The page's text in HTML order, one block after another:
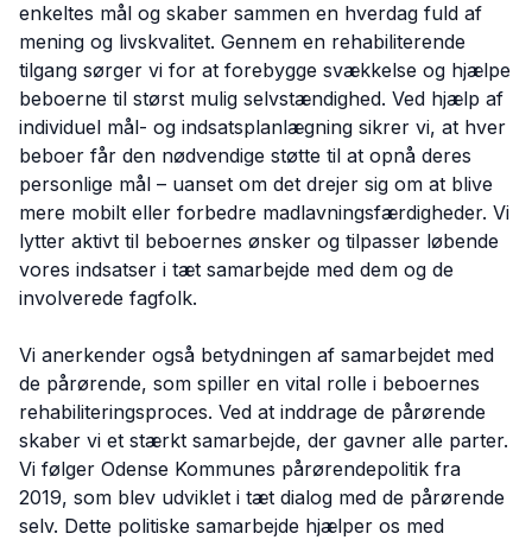
enkeltes mål og skaber sammen en hverdag fuld af
mening og livskvalitet. Gennem en rehabiliterende
tilgang sørger vi for at forebygge svækkelse og hjælpe
beboerne til størst mulig selvstændighed. Ved hjælp af
individuel mål- og indsatsplanlægning sikrer vi, at hver
beboer får den nødvendige støtte til at opnå deres
personlige mål – uanset om det drejer sig om at blive
mere mobilt eller forbedre madlavningsfærdigheder. Vi
lytter aktivt til beboernes ønsker og tilpasser løbende
vores indsatser i tæt samarbejde med dem og de
involverede fagfolk.
Vi anerkender også betydningen af samarbejdet med
de pårørende, som spiller en vital rolle i beboernes
rehabiliteringsproces. Ved at inddrage de pårørende
skaber vi et stærkt samarbejde, der gavner alle parter.
Vi følger Odense Kommunes pårørendepolitik fra
2019, som blev udviklet i tæt dialog med de pårørende
selv. Dette politiske samarbejde hjælper os med